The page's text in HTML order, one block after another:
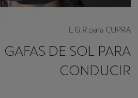
L.G.R para CUPRA
GAFAS DE SOL PARA
CONDUCIR